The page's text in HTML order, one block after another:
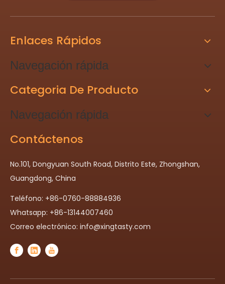
Enlaces Rápidos
Navegación rápida
Categoria De Producto
Navegación rápida
Contáctenos
No.101, Dongyuan South Road, Distrito Este, Zhongshan,
Guangdong, China
Teléfono: +86-0760-88884936
Whatsapp: +86-13144007460
Correo electrónico: info@xingtasty.com